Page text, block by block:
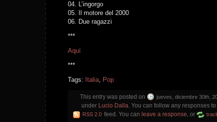
04. L’ingorgo
05. Il motore del 2000
06. Due ragazzi
***
Aquí
***
Tags: Italia, Pop
This entry was posted on jueves, diciembre 30th,
under Lucio Dalla. You can follow any responses
RSS 2.0 feed. You can leave a response, or